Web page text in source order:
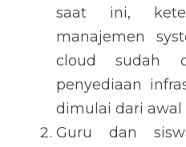
saat ini,
manajemen
cloud sudah
penyediaan
dimulai dari awal
Guru dan